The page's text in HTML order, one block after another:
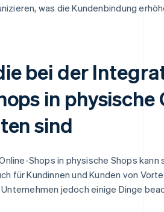
was die Kundenbindung
bei der
in
sind
Shops in physische Shops kann
für Kundinnen und Kunden von
jedoch einige Dinge